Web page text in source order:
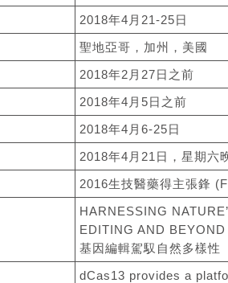
2018年4月21-25日
聖地亞哥，加州，美國
2018年2月27日之前
2018年4月5日之前
2018年4月6-25日
2018年4月21日，星期六
2016生技醫藥得主張鋒
HARNESSING
EDITING AND BEYOND
基因編輯駕馭自然多樣性
dCas13 provides a